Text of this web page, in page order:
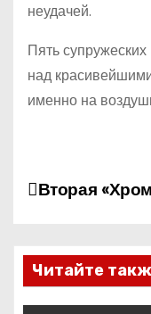
неудачей.
Пять
над
именно на
Н
в
и
Вторая
Читайте